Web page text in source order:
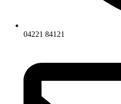
04221 84121